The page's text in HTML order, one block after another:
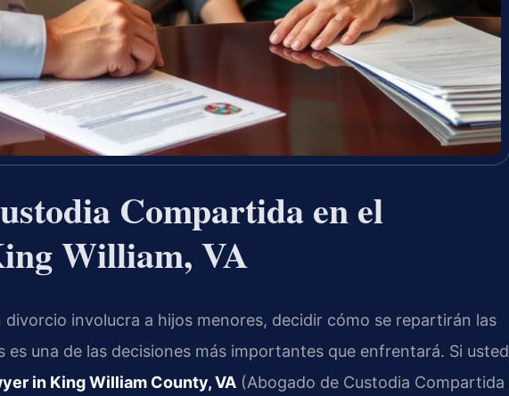
Compartida en el
William, VA
divorcio involucra a hijos menores, decidir cómo se repartirán las
es una de las decisiones más importantes que enfrentará. Si usted
in King William County, VA (Abogado de Custodia Compartida